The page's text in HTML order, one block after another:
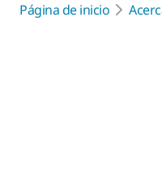
Página de inicio